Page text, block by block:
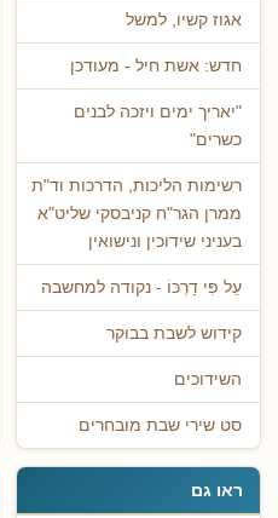
אגוז קשיו, למשל
חדש: אשת חיל - מעודכן
"יאריך ימים ויזכה לבנים
כשרים"
רשימות הליכות, הדרכות וד"ת
ממרן הגר"ח קניבסקי שליט"א
בעניני שידוכין ונישואין
עַל פִּי דַרְכּוֹ - נקודה למחשבה
קידוש לשבת בבוקר
השידוכים
סט שירי שבת מובחרים
ראו גם